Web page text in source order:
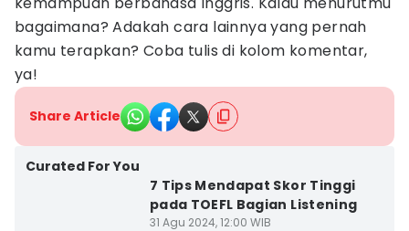
bagaimana? Adakah cara lainnya yang pernah
kamu terapkan? Coba tulis di kolom komentar,
ya!
Share Article
Curated For You
7 Tips Mendapat Skor Tinggi
pada TOEFL Bagian Listening
31 Agu 2024, 12:00 WIB